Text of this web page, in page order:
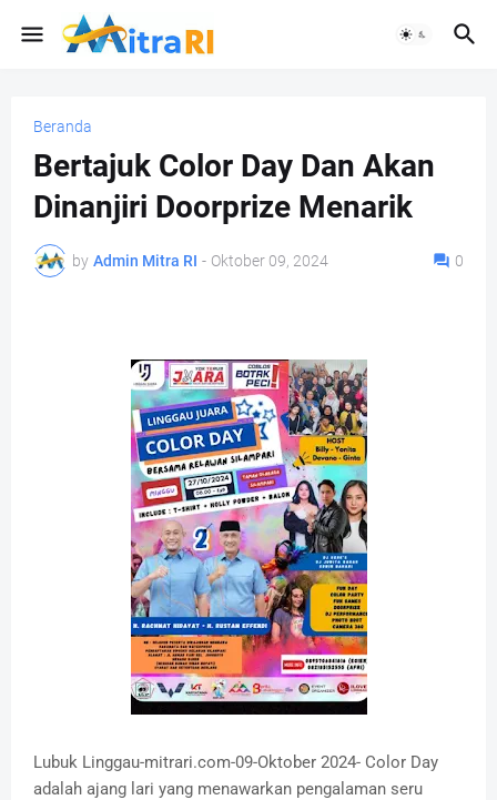
Beranda
Bertajuk Color Day Dan Akan
Dinanjiri Doorprize Menarik
by Admin Mitra RI - Oktober 09, 2024 0
Lubuk Linggau-mitrari.com-09-Oktober 2024- Color Day
adalah ajang lari yang menawarkan pengalaman seru